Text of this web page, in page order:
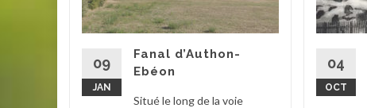
09
JAN
Fanal d’Authon-
Ebéon
Situé le long de la voie
04
OCT